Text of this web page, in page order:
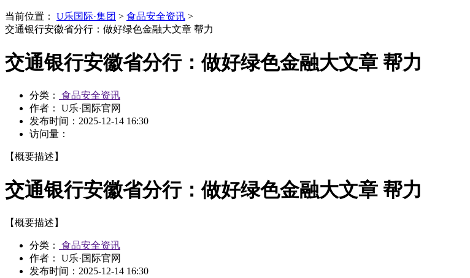
当前位置： U乐国际·集团 > 食品安全资讯 >
交通银行安徽省分行：做好绿色金融大文章 帮力
交通银行安徽省分行：做好绿色金融大文章 帮力
分类：
食品安全资讯
作者： U乐·国际官网
发布时间： 2025-12-14 16:30
访问量：
【概要描述】
交通银行安徽省分行：做好绿色金融大文章 帮力
【概要描述】
分类：
食品安全资讯
作者： U乐·国际官网
发布时间： 2025-12-14 16:30